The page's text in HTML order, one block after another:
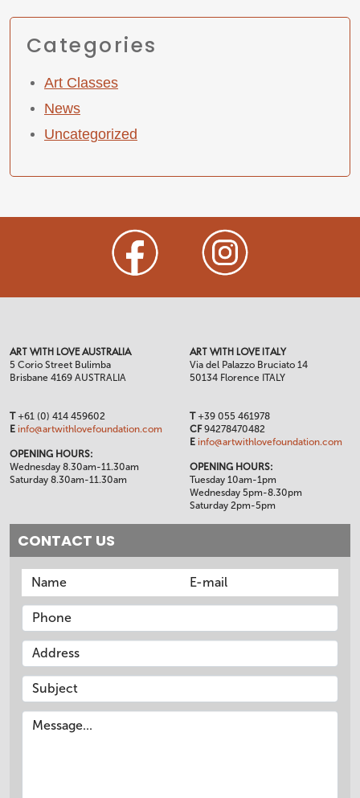
Categories
Art Classes
News
Uncategorized
ART WITH LOVE AUSTRALIA
5 Corio Street Bulimba
Brisbane 4169 AUSTRALIA
T+61 (0) 414 459602
E info@artwithlovefoundation.com
OPENING HOURS:
Wednesday 8.30am-11.30am
Saturday 8.30am-11.30am
ART WITH LOVE ITALY
Via del Palazzo Bruciato 14
50134 Florence ITALY
T+39 055 461978
CF94278470482
E info@artwithlovefoundation.com
OPENING HOURS:
Tuesday 10am-1pm
Wednesday 5pm-8.30pm
Saturday 2pm-5pm
CONTACT US